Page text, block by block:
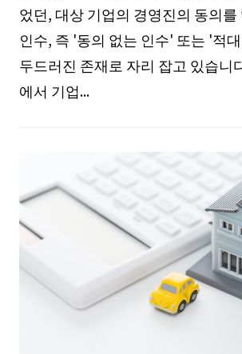
었던, 대상 기업의 경영진의 동의를
인수, 즉 '동의 없는 인수' 또는 '적
두드러진 존재로 자리 잡고 있습니
에서 기업...